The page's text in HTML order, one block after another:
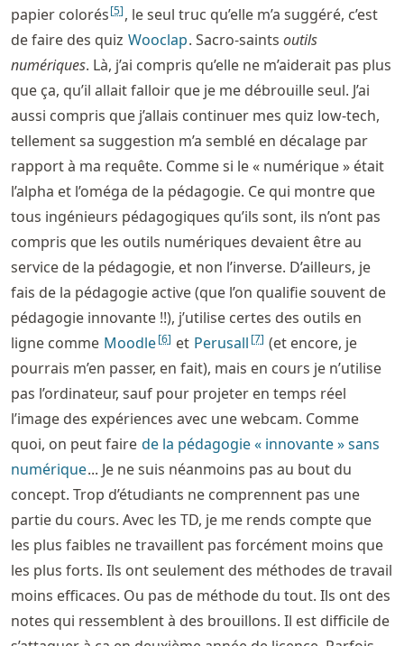
papier colorés[5], le seul truc qu’elle m’a suggéré, c’est
de faire des quiz Wooclap. Sacro-saints outils
numériques. Là, j’ai compris qu’elle ne m’aiderait pas plus
que ça, qu’il allait falloir que je me débrouille seul. J’ai
aussi compris que j’allais continuer mes quiz low-tech,
tellement sa suggestion m’a semblé en décalage par
rapport à ma requête. Comme si le « numérique » était
l’alpha et l’oméga de la pédagogie. Ce qui montre que
tous ingénieurs pédagogiques qu’ils sont, ils n’ont pas
compris que les outils numériques devaient être au
service de la pédagogie, et non l’inverse. D’ailleurs, je
fais de la pédagogie active (que l’on qualifie souvent de
pédagogie innovante !!), j’utilise certes des outils en
ligne comme Moodle[6] et Perusall [7] (et encore, je
pourrais m’en passer, en fait), mais en cours je n’utilise
pas l’ordinateur, sauf pour projeter en temps réel
l’image des expériences avec une webcam. Comme
quoi, on peut faire de la pédagogie « innovante » sans
numérique... Je ne suis néanmoins pas au bout du
concept. Trop d’étudiants ne comprennent pas une
partie du cours. Avec les TD, je me rends compte que
les plus faibles ne travaillent pas forcément moins que
les plus forts. Ils ont seulement des méthodes de travail
moins efficaces. Ou pas de méthode du tout. Ils ont des
notes qui ressemblent à des brouillons. Il est difficile de